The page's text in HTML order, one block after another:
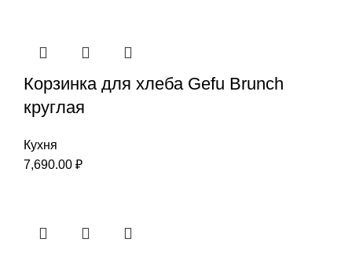
Корзинка для хлеба Gefu Brunch
круглая
Кухня
7,690.00 ₽